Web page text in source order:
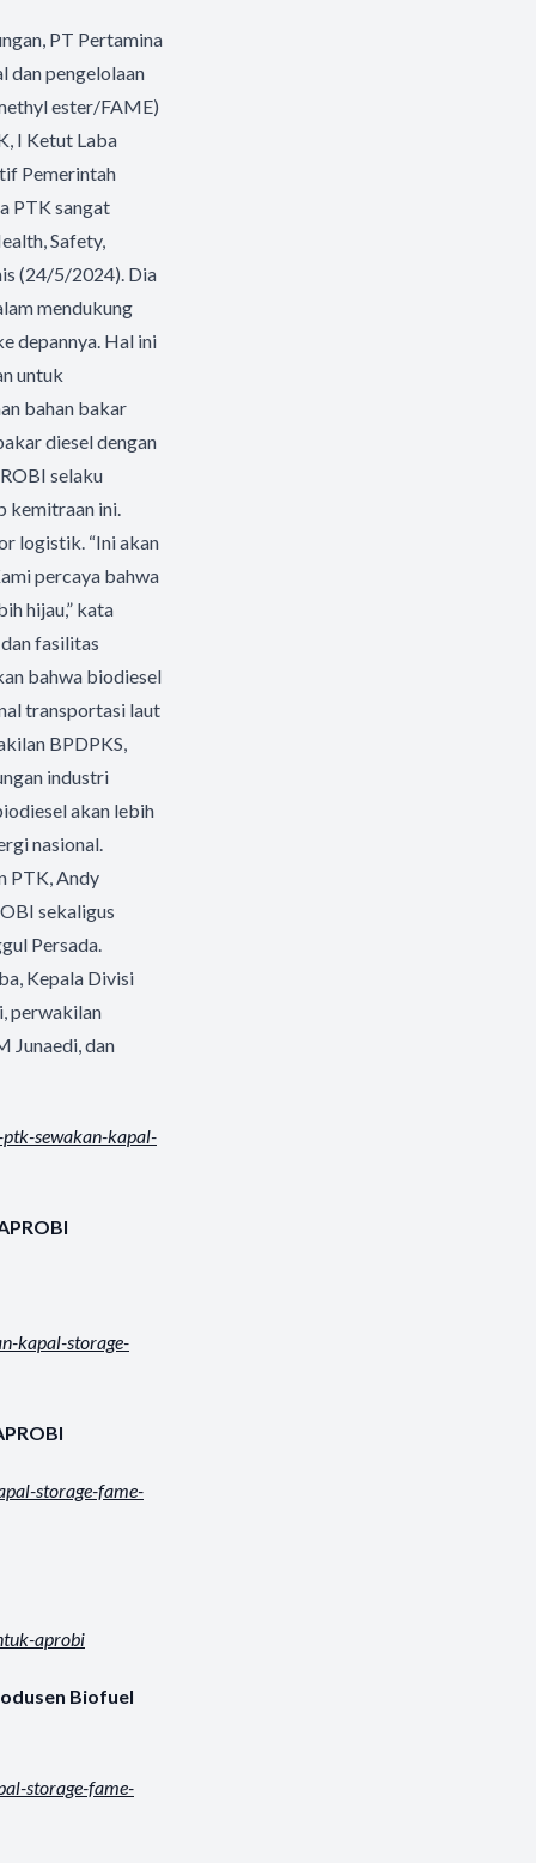
PT Pertamina
dan pengelolaan
ester/FAME)
I Ketut Laba
Pemerintah
PTK sangat
Safety,
(24/5/2024). Dia
mendukung
depannya. Hal ini
untuk
bahan bakar
diesel dengan
selaku
kemitraan ini.
logistik. “Ini akan
percaya bahwa
hijau,” kata
fasilitas
bahwa biodiesel
transportasi laut
BPDPKS,
industri
akan lebih
nasional.
PTK, Andy
sekaligus
Persada.
Kepala Divisi
perwakilan
Junaedi, dan
sewakan-kapal-
kapal-storage-
storage-fame-
aprobi
Biofuel
storage-fame-